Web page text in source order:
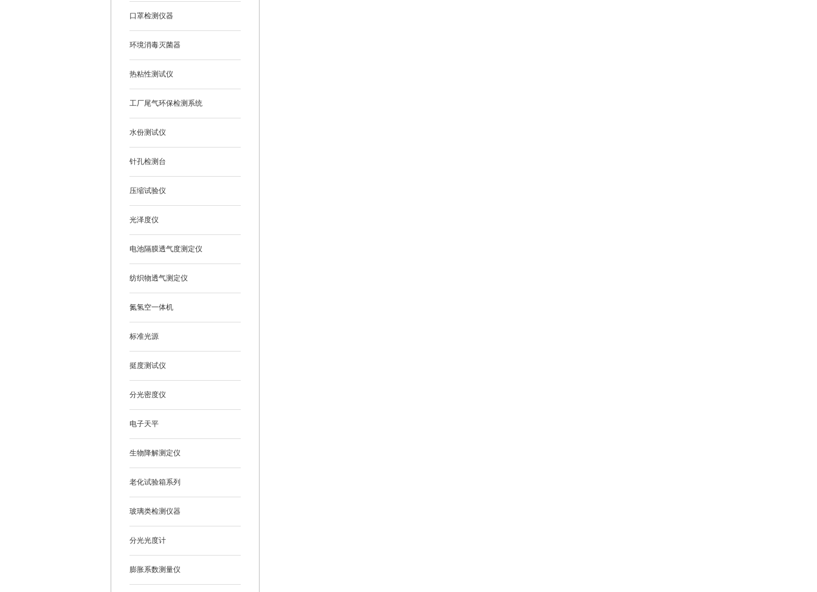
口罩检测仪器
环境消毒灭菌器
热粘性测试仪
工厂尾气环保检测系统
水份测试仪
针孔检测台
压缩试验仪
光泽度仪
电池隔膜透气度测定仪
纺织物透气测定仪
氮氢空一体机
标准光源
挺度测试仪
分光密度仪
电子天平
生物降解测定仪
老化试验箱系列
玻璃类检测仪器
分光光度计
膨胀系数测量仪